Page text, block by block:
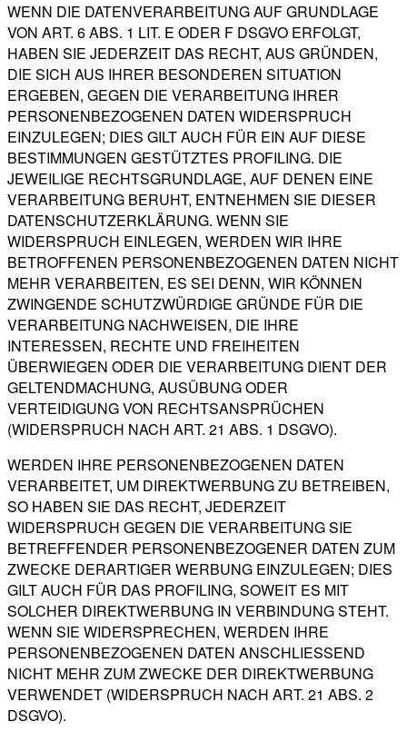
WENN DIE DATENVERARBEITUNG AUF GRUNDLAGE
VON ART. 6 ABS. 1 LIT. E ODER F DSGVO ERFOLGT,
HABEN SIE JEDERZEIT DAS RECHT, AUS GRÜNDEN,
DIE SICH AUS IHRER BESONDEREN SITUATION
ERGEBEN, GEGEN DIE VERARBEITUNG IHRER
PERSONENBEZOGENEN DATEN WIDERSPRUCH
EINZULEGEN; DIES GILT AUCH FÜR EIN AUF DIESE
BESTIMMUNGEN GESTÜTZTES PROFILING. DIE
JEWEILIGE RECHTSGRUNDLAGE, AUF DENEN EINE
VERARBEITUNG BERUHT, ENTNEHMEN SIE DIESER
DATENSCHUTZERKLÄRUNG. WENN SIE
WIDERSPRUCH EINLEGEN, WERDEN WIR IHRE
BETROFFENEN PERSONENBEZOGENEN DATEN NICHT
MEHR VERARBEITEN, ES SEI DENN, WIR KÖNNEN
ZWINGENDE SCHUTZWÜRDIGE GRÜNDE FÜR DIE
VERARBEITUNG NACHWEISEN, DIE IHRE
INTERESSEN, RECHTE UND FREIHEITEN
ÜBERWIEGEN ODER DIE VERARBEITUNG DIENT DER
GELTENDMACHUNG, AUSÜBUNG ODER
VERTEIDIGUNG VON RECHTSANSPRÜCHEN
(WIDERSPRUCH NACH ART. 21 ABS. 1 DSGVO).
WERDEN IHRE PERSONENBEZOGENEN DATEN
VERARBEITET, UM DIREKTWERBUNG ZU BETREIBEN,
SO HABEN SIE DAS RECHT, JEDERZEIT
WIDERSPRUCH GEGEN DIE VERARBEITUNG SIE
BETREFFENDER PERSONENBEZOGENER DATEN ZUM
ZWECKE DERARTIGER WERBUNG EINZULEGEN; DIES
GILT AUCH FÜR DAS PROFILING, SOWEIT ES MIT
SOLCHER DIREKTWERBUNG IN VERBINDUNG STEHT.
WENN SIE WIDERSPRECHEN, WERDEN IHRE
PERSONENBEZOGENEN DATEN ANSCHLIESSEND
NICHT MEHR ZUM ZWECKE DER DIREKTWERBUNG
VERWENDET (WIDERSPRUCH NACH ART. 21 ABS. 2
DSGVO).